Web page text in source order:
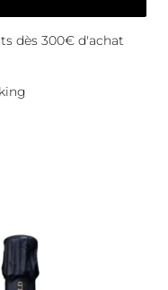
dès 300€ d'achat